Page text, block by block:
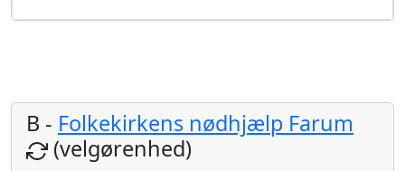
B - Folkekirkens nødhjælp Farum
(velgørenhed)